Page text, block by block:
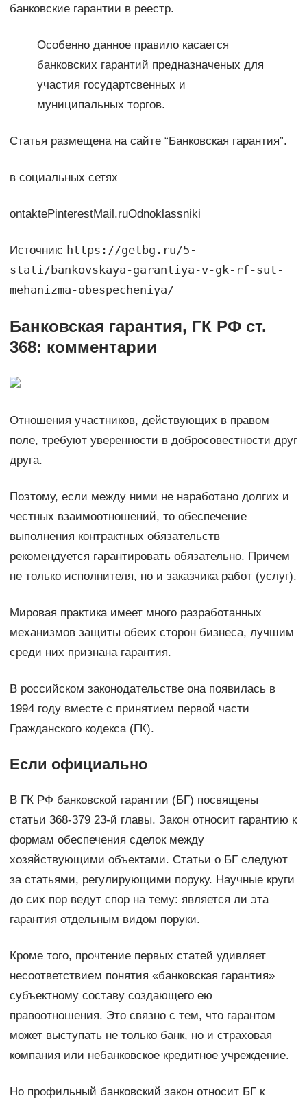
банковские гарантии в реестр.
Особенно данное правило касается
банковских гарантий предназначеных для
участия государтсвенных и
муниципальных торгов.
Статья размещена на сайте “Банковская гарантия”.
в социальных сетях
ontaktePinterestMail.ruOdnoklassniki
Источник: https://getbg.ru/5-
stati/bankovskaya-garantiya-v-gk-rf-sut-
mehanizma-obespecheniya/
Банковская гарантия, ГК РФ ст.
368: комментарии
Отношения участников, действующих в правом
поле, требуют уверенности в добросовестности друг
друга.
Поэтому, если между ними не наработано долгих и
честных взаимоотношений, то обеспечение
выполнения контрактных обязательств
рекомендуется гарантировать обязательно. Причем
не только исполнителя, но и заказчика работ (услуг).
Мировая практика имеет много разработанных
механизмов защиты обеих сторон бизнеса, лучшим
среди них признана гарантия.
В российском законодательстве она появилась в
1994 году вместе с принятием первой части
Гражданского кодекса (ГК).
Если официально
В ГК РФ банковской гарантии (БГ) посвящены
статьи 368-379 23-й главы. Закон относит гарантию к
формам обеспечения сделок между
хозяйствующими объектами. Статьи о БГ следуют
за статьями, регулирующими поруку. Научные круги
до сих пор ведут спор на тему: является ли эта
гарантия отдельным видом поруки.
Кроме того, прочтение первых статей удивляет
несоответствием понятия «банковская гарантия»
субъектному составу создающего ею
правоотношения. Это связно с тем, что гарантом
может выступать не только банк, но и страховая
компания или небанковское кредитное учреждение.
Но профильный банковский закон относит БГ к